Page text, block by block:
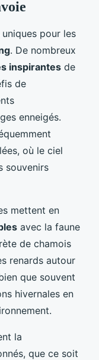
pour les
. De nombreux
inspirantes de
de
enneigés.
où le ciel
souvenirs
mettent en
avec la faune
de chamois
renards autour
que souvent
hivernales en
la
que ce soit